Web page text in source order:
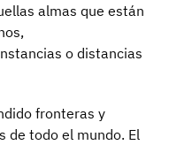
almas que están
o distancias
fronteras y
de todo el mundo. El